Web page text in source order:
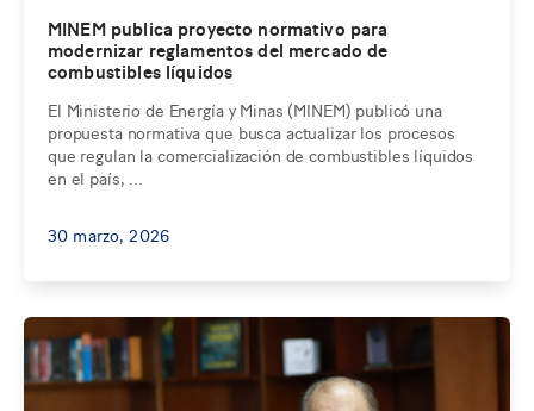
MINEM publica proyecto normativo para
modernizar reglamentos del mercado de
combustibles líquidos
El Ministerio de Energía y Minas (MINEM) publicó una
propuesta normativa que busca actualizar los procesos
que regulan la comercialización de combustibles líquidos
en el país, ...
30 marzo, 2026